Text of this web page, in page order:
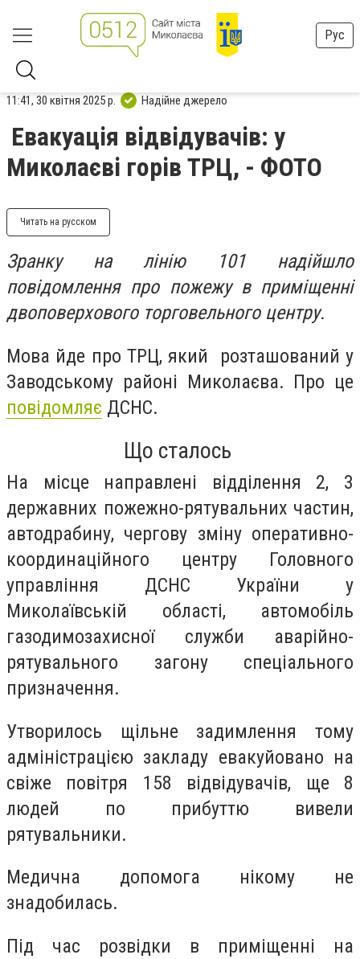
Рус
11:41, 30 квітня 2025 р. Надійне джерело
Евакуація відвідувачів: у
Миколаєві горів ТРЦ, - ФОТО
Читать на русском
Зранку на лінію 101 надійшло
повідомлення про пожежу в приміщенні
двоповерхового торговельного центру.
Мова йде про ТРЦ, який розташований у
Заводському районі Миколаєва. Про це
повідомляє ДСНС.
Що сталось
На місце направлені відділення 2, 3
державних пожежно-рятувальних частин,
автодрабину, чергову зміну оперативно-
координаційного центру Головного
управління ДСНС України у
Миколаївській області, автомобіль
газодимозахисної служби аварійно-
рятувального загону спеціального
призначення.
Утворилось щільне задимлення тому
адміністрацією закладу евакуйовано на
свіже повітря 158 відвідувачів, ще 8
людей по прибуттю вивели
рятувальники.
Медична допомога нікому не
знадобилась.
Під час розвідки в приміщенні на